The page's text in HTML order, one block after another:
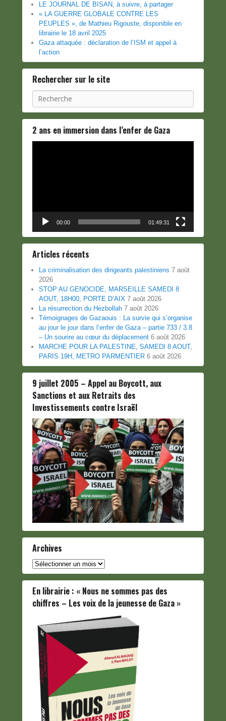
LE JOURNAL DE BISAN, à suivre, à partager
« LA GUERRE GLOBALE CONTRE LES
PEUPLES », de Mathieu Rigouste, disponible en
librairie le 18 avril 2025
Gaza attaquée : déclaration de l’ISM et appel à
l’action
Rechercher sur le site
Recherche
2 ans en immersion dans l’enfer de Gaza
00:00 01:49:31
Articles récents
La criminalisation des dirigeants palestiniens 7 août
2026
STOP AU GENOCIDE, MARSEILLE SAMEDI 8
AOUT, 18H00, PORTE D’AIX 7 août 2026
La résurrection du Hezbollah 7 août 2026
Témoignages de Gazaouis : La survie qui s’organise
au jour le jour dans l’enfer de Gaza – partie 733 / 3.8
– Un sourire au cœur du déplacement 6 août 2026
MARCHE POUR LA PALESTINE, SAMEDI 8 AOUT,
PARIS 19H, METRO PARMENTIER 6 août 2026
9 juillet 2005 – Appel au Boycott, aux
Sanctions et aux Retraits des
Investissements contre Israël
Archives
Archives
En librairie : « Nous ne sommes pas des
chiffres – Les voix de la jeunesse de Gaza »